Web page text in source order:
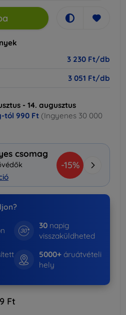
3 230 Ft/db
3 051 Ft/db
- 14. augusztus
tól 990 Ft (Ingyenes 30 000
csomag
-15%
30 napig
visszaküldheted
5000+ áruátvételi
hely
Ft